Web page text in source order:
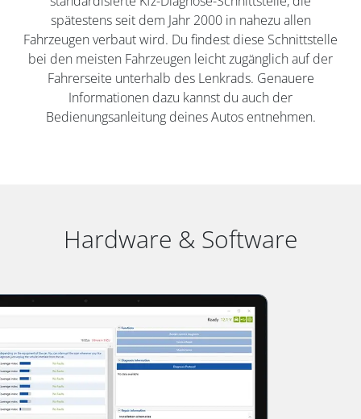
spätestens seit dem Jahr 2000 in nahezu allen
Fahrzeugen verbaut wird. Du findest diese Schnittstelle
bei den meisten Fahrzeugen leicht zugänglich auf der
Fahrerseite unterhalb des Lenkrads. Genauere
Informationen dazu kannst du auch der
Bedienungsanleitung deines Autos entnehmen.
Hardware & Software